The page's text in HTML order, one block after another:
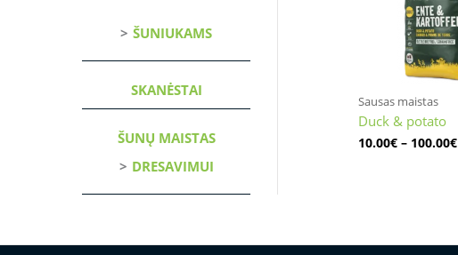
ŠUNIUKAMS
SKANĖSTAI
ŠUNŲ MAISTAS
DRESAVIMUI
Sausas maistas
Duck & potato
10.00€ – 100.00€